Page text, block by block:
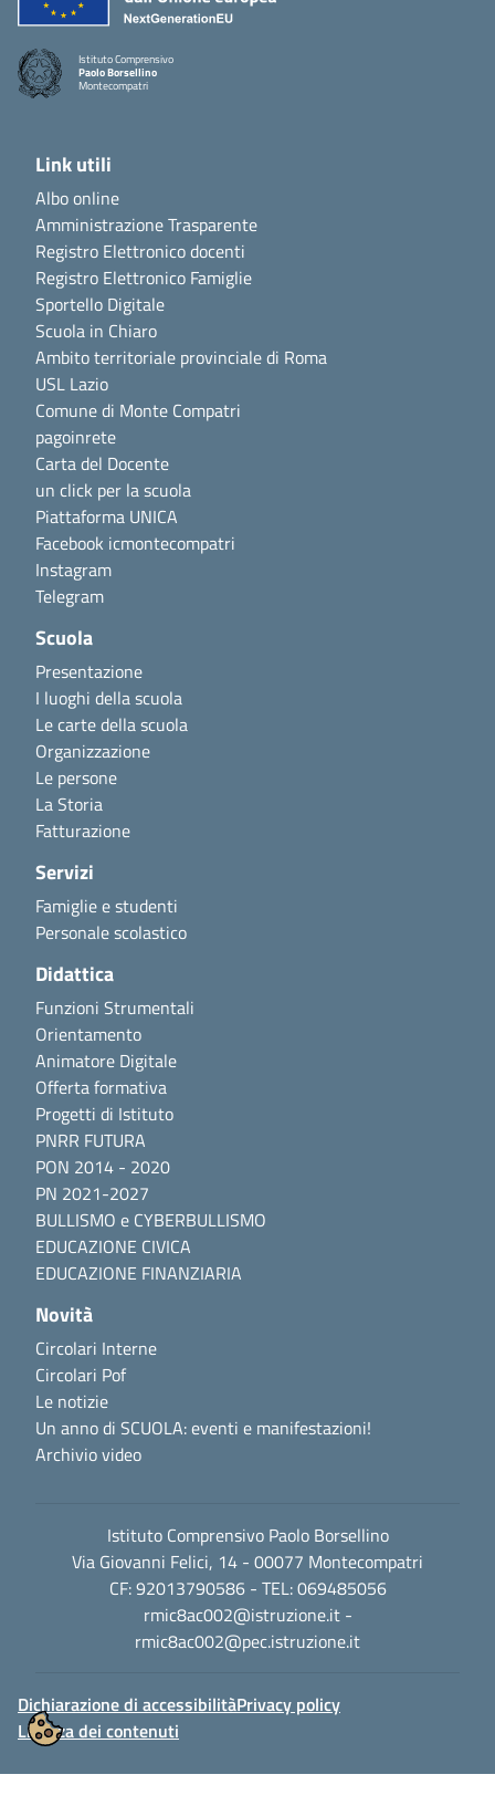
Istituto Comprensivo
Paolo Borsellino
Montecompatri
Link utili
Albo online
Amministrazione Trasparente
Registro Elettronico docenti
Registro Elettronico Famiglie
Sportello Digitale
Scuola in Chiaro
Ambito territoriale provinciale di Roma
USL Lazio
Comune di Monte Compatri
pagoinrete
Carta del Docente
un click per la scuola
Piattaforma UNICA
Facebook icmontecompatri
Instagram
Telegram
Scuola
Presentazione
I luoghi della scuola
Le carte della scuola
Organizzazione
Le persone
La Storia
Fatturazione
Servizi
Famiglie e studenti
Personale scolastico
Didattica
Funzioni Strumentali
Orientamento
Animatore Digitale
Offerta formativa
Progetti di Istituto
PNRR FUTURA
PON 2014 - 2020
PN 2021-2027
BULLISMO e CYBERBULLISMO
EDUCAZIONE CIVICA
EDUCAZIONE FINANZIARIA
Novità
Circolari Interne
Circolari Pof
Le notizie
Un anno di SCUOLA: eventi e manifestazioni!
Archivio video
Istituto Comprensivo Paolo Borsellino
Via Giovanni Felici, 14 - 00077 Montecompatri
CF: 92013790586 - TEL: 069485056
rmic8ac002@istruzione.it-
rmic8ac002@pec.istruzione.it
Dichiarazione di accessibilitàPrivacy policy
Licenza dei contenuti